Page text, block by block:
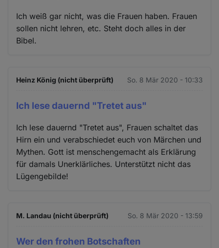
Ich weiß gar nicht, was die Frauen haben. Frauen
sollen nicht lehren, etc. Steht doch alles in der
Bibel.
Heinz König (nicht überprüft) So. 8 Mär 2020 - 10:33
Ich lese dauernd "Tretet aus"
Ich lese dauernd "Tretet aus", Frauen schaltet das
Hirn ein und verabschiedet euch von Märchen und
Mythen. Gott ist menschengemacht als Erklärung
für damals Unerklärliches. Unterstützt nicht das
Lügengebilde!
M. Landau (nicht überprüft) So. 8 Mär 2020 - 13:59
Wer den frohen Botschaften